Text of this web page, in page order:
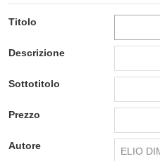
Titolo
Descrizione
Sottotitolo
Prezzo
Autore